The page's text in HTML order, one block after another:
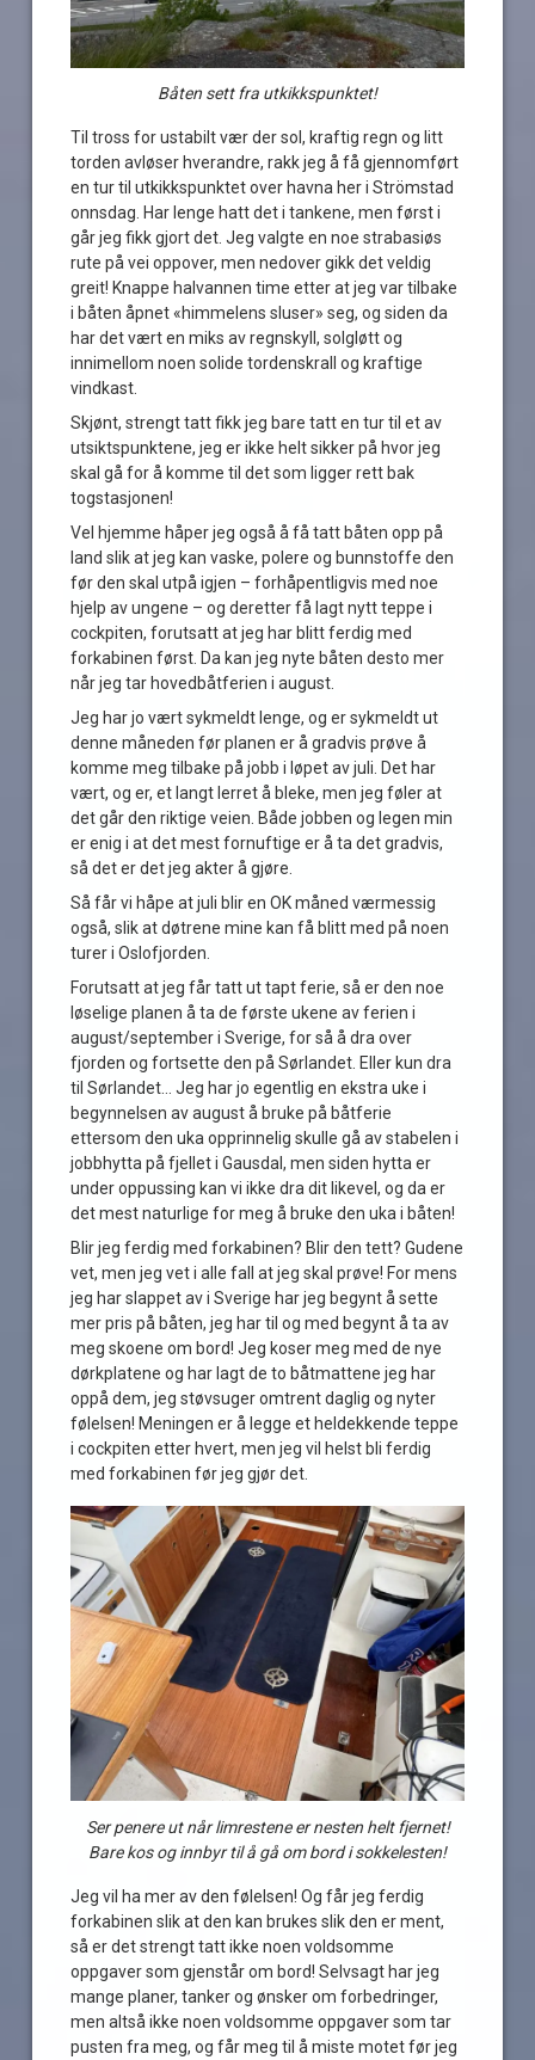
Båten sett fra utkikkspunktet!
Til tross for ustabilt vær der sol, kraftig regn og litt
torden avløser hverandre, rakk jeg å få gjennomført
en tur til utkikkspunktet over havna her i Strömstad
onnsdag. Har lenge hatt det i tankene, men først i
går jeg fikk gjort det. Jeg valgte en noe strabasiøs
rute på vei oppover, men nedover gikk det veldig
greit! Knappe halvannen time etter at jeg var tilbake
i båten åpnet «himmelens sluser» seg, og siden da
har det vært en miks av regnskyll, solgløtt og
innimellom noen solide tordenskrall og kraftige
vindkast.
Skjønt, strengt tatt fikk jeg bare tatt en tur til et av
utsiktspunktene, jeg er ikke helt sikker på hvor jeg
skal gå for å komme til det som ligger rett bak
togstasjonen!
Vel hjemme håper jeg også å få tatt båten opp på
land slik at jeg kan vaske, polere og bunnstoffe den
før den skal utpå igjen – forhåpentligvis med noe
hjelp av ungene – og deretter få lagt nytt teppe i
cockpiten, forutsatt at jeg har blitt ferdig med
forkabinen først. Da kan jeg nyte båten desto mer
når jeg tar hovedbåtferien i august.
Jeg har jo vært sykmeldt lenge, og er sykmeldt ut
denne måneden før planen er å gradvis prøve å
komme meg tilbake på jobb i løpet av juli. Det har
vært, og er, et langt lerret å bleke, men jeg føler at
det går den riktige veien. Både jobben og legen min
er enig i at det mest fornuftige er å ta det gradvis,
så det er det jeg akter å gjøre.
Så får vi håpe at juli blir en OK måned værmessig
også, slik at døtrene mine kan få blitt med på noen
turer i Oslofjorden.
Forutsatt at jeg får tatt ut tapt ferie, så er den noe
løselige planen å ta de første ukene av ferien i
august/september i Sverige, for så å dra over
fjorden og fortsette den på Sørlandet. Eller kun dra
til Sørlandet… Jeg har jo egentlig en ekstra uke i
begynnelsen av august å bruke på båtferie
ettersom den uka opprinnelig skulle gå av stabelen i
jobbhytta på fjellet i Gausdal, men siden hytta er
under oppussing kan vi ikke dra dit likevel, og da er
det mest naturlige for meg å bruke den uka i båten!
Blir jeg ferdig med forkabinen? Blir den tett? Gudene
vet, men jeg vet i alle fall at jeg skal prøve! For mens
jeg har slappet av i Sverige har jeg begynt å sette
mer pris på båten, jeg har til og med begynt å ta av
meg skoene om bord! Jeg koser meg med de nye
dørkplatene og har lagt de to båtmattene jeg har
oppå dem, jeg støvsuger omtrent daglig og nyter
følelsen! Meningen er å legge et heldekkende teppe
i cockpiten etter hvert, men jeg vil helst bli ferdig
med forkabinen før jeg gjør det.
Ser penere ut når limrestene er nesten helt fjernet!
Bare kos og innbyr til å gå om bord i sokkelesten!
Jeg vil ha mer av den følelsen! Og får jeg ferdig
forkabinen slik at den kan brukes slik den er ment,
så er det strengt tatt ikke noen voldsomme
oppgaver som gjenstår om bord! Selvsagt har jeg
mange planer, tanker og ønsker om forbedringer,
men altså ikke noen voldsomme oppgaver som tar
pusten fra meg, og får meg til å miste motet før jeg